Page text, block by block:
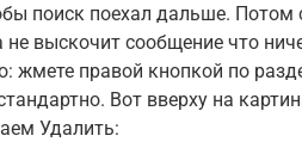
поиск поехал дальше. Потом
выскочит сообщение что
жмете правой кнопкой по
Вот вверху на
Удалить: